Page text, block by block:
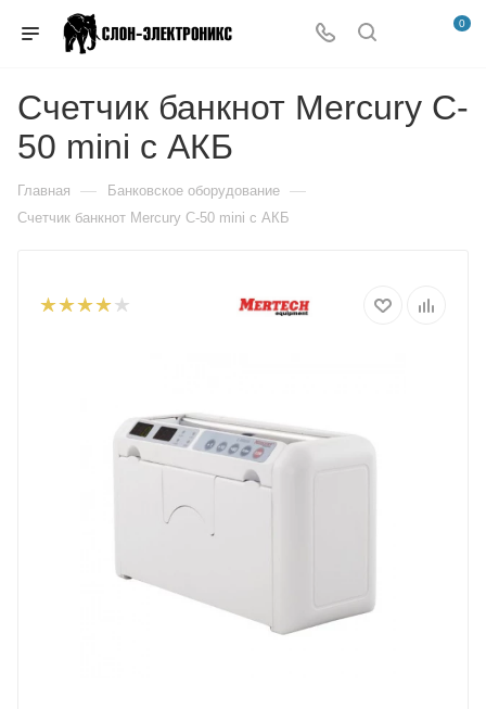
0
Счетчик банкнот Mercury C-
50 mini с АКБ
Главная — Банковское оборудование —
Счетчик банкнот Mercury C-50 mini с АКБ